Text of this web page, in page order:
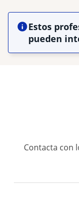
Estos
pueden
Contacta con